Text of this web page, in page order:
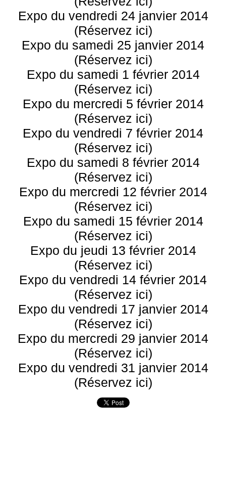
Expo du vendredi 24 janvier 2014
(Réservez ici)
Expo du samedi 25 janvier 2014
(Réservez ici)
Expo du samedi 1 février 2014
(Réservez ici)
Expo du mercredi 5 février 2014
(Réservez ici)
Expo du vendredi 7 février 2014
(Réservez ici)
Expo du samedi 8 février 2014
(Réservez ici)
Expo du mercredi 12 février 2014
(Réservez ici)
Expo du samedi 15 février 2014
(Réservez ici)
Expo du jeudi 13 février 2014
(Réservez ici)
Expo du vendredi 14 février 2014
(Réservez ici)
Expo du vendredi 17 janvier 2014
(Réservez ici)
Expo du mercredi 29 janvier 2014
(Réservez ici)
Expo du vendredi 31 janvier 2014
(Réservez ici)